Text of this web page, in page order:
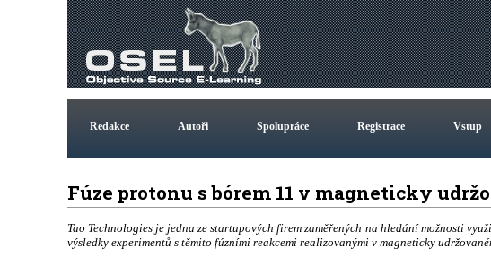
Redakce Autoři Spolupráce Registrace Vstup
Fúze protonu s bórem 11 v magneticky
Tao Technologies je jedna ze startupových firem zaměřených na hledání možnosti
výsledky experimentů s těmito fúzními reakcemi realizovanými v magneticky